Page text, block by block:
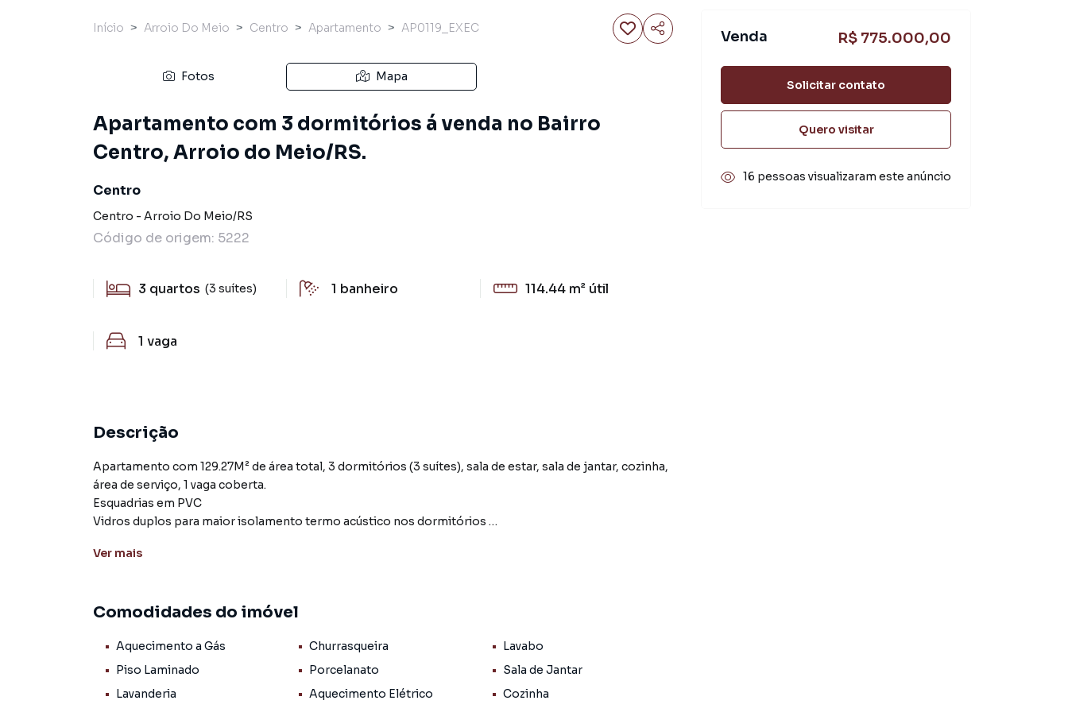
Início Arroio Do Meio Centro Apartamento AP0119_EXEC
Fotos Mapa
Apartamento com 3 dormitórios á venda no Bairro
Centro, Arroio do Meio/RS.
Centro
Centro - Arroio Do Meio/RS
Código de origem: 5222
3 quartos (3 suítes) 1 banheiro 114.44 m² útil
1 vaga
Descrição
Apartamento com 129.27M² de área total, 3 dormitórios (3 suítes), sala de estar, sala de jantar, cozinha,
área de serviço, 1 vaga coberta.
Esquadrias em PVC
Vidros duplos para maior isolamento termo acústico nos dormitórios
Massa corrida em alvenarias internas
Forros e detalhes em gesso
Tubulação para instalação de ar condicionado split
Dependência externa para acomodação das máquinas condicionadoras de ar
Box de estacionamento
Ver mais
Comodidades do imóvel
Aquecimento a Gás Churrasqueira
Lavabo
Piso Laminado
Porcelanato
Sala de Jantar
Lavanderia
Aquecimento Elétrico
Cozinha
Venda R$ 775.000,00
Solicitar contato
Quero visitar
16 pessoas visualizaram este anúncio